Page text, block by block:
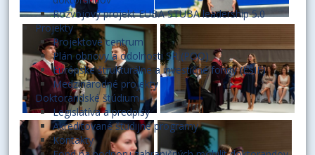
Rozvojový projekt EUBA STUBA leadership 5.0
Projekty
Projektové centrum
Plán obnovy a odolnosti SR (POO)
Európske štrukturálne a investičné fondy (EŠIF)
Medzinárodné projekty
Doktorandské štúdium
Legislatíva a predpisy
Akreditované študijné programy
Kontakty